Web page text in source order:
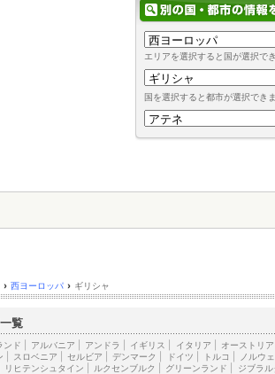
エリアを選択すると国が選択で
国を選択すると都市が選択でき
› 西ヨーロッパ › ギリシャ
覧
ンド アルバニア アンドラ イギリス イタリア オーストリア
スロベニア セルビア デンマーク ドイツ トルコ
ノルウ
リヒテンシュタイン ルクセンブルク グリーンランド ジブラル